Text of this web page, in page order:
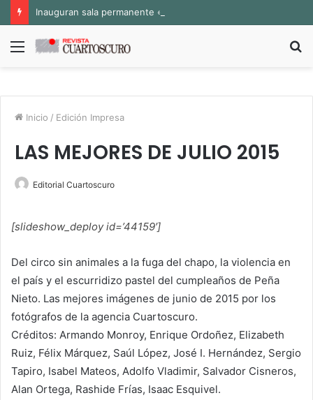
Menú
Inicio / Edición Impresa
LAS MEJORES DE JULIO 2015
Editorial Cuartoscuro
[slideshow_deploy id=’44159′]
Del circo sin animales a la fuga del chapo, la violencia en
el país y el escurridizo pastel del cumpleaños de Peña
Nieto. Las mejores imágenes de junio de 2015 por los
fotógrafos de la agencia Cuartoscuro.
Créditos: Armando Monroy, Enrique Ordoñez, Elizabeth
Ruiz, Félix Márquez, Saúl López, José I. Hernández, Sergio
Tapiro, Isabel Mateos, Adolfo Vladimir, Salvador Cisneros,
Alan Ortega, Rashide Frías, Isaac Esquivel.